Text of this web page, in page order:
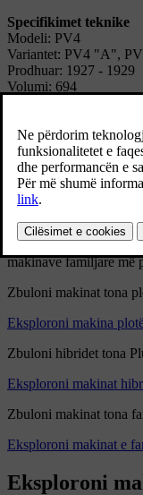
Specifikimet teknike
Modeli: PV4
Variantet: PV4 "A",
Prodhuar: 1927 - 1929
Volumi: 694
28 bhp në 2000 rpm.
Transmisioni: Me 3
Volvo Cars ka një
sigurta familjare.
elektrike. Ju lutemi,
gamën tonë të
makinave familjare më
Zbuloni makinat tona
Eksploroni makina
Zbuloni hibridet tona
Eksploroni makinat
Zbuloni makinat tona
Eksploroni makinat e
Eksploroni